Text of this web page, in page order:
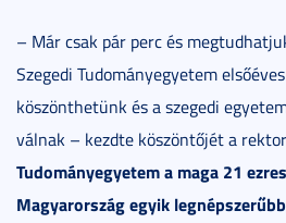
– Már csak pár perc és
Szegedi Tudományegyetem
köszönthetünk és a szegedi
válnak – kezdte köszöntőjét a
Tudományegyetem a maga 21
Magyarország egyik